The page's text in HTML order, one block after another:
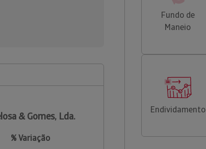
& Gomes, Lda.
% Variação
Fundo de
Maneio
Endividamento